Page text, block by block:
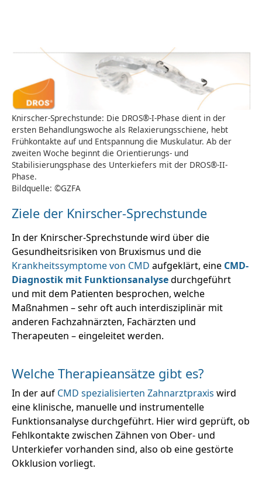
Knirscher-Sprechstunde: Die DROS®-I-Phase dient in der
ersten Behandlungswoche als Relaxierungsschiene, hebt
Frühkontakte auf und Entspannung die Muskulatur. Ab der
zweiten Woche beginnt die Orientierungs- und
Stabilisierungsphase des Unterkiefers mit der DROS®-II-
Phase.
Bildquelle: ©GZFA
Ziele der Knirscher-Sprechstunde
In der Knirscher-Sprechstunde wird über die
Gesundheitsrisiken von Bruxismus und die
Krankheitssymptome von CMD aufgeklärt, eine CMD-
Diagnostik mit Funktionsanalysedurchgeführt
und mit dem Patienten besprochen, welche
Maßnahmen – sehr oft auch interdisziplinär mit
anderen Fachzahnärzten, Fachärzten und
Therapeuten – eingeleitet werden.
Welche Therapieansätze gibt es?
In der auf CMD spezialisierten Zahnarztpraxis wird
eine klinische, manuelle und instrumentelle
Funktionsanalyse durchgeführt. Hier wird geprüft, ob
Fehlkontakte zwischen Zähnen von Ober- und
Unterkiefer vorhanden sind, also ob eine gestörte
Okklusion vorliegt.